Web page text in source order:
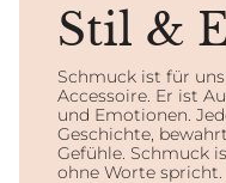
Stil &
Schmuck ist für
Accessoire. Er ist
und Emotionen.
Geschichte,
Gefühle. Schmuck
ohne Worte spricht.